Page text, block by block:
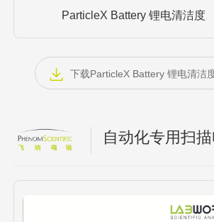
ParticleX Battery 锂电清洁度
下载ParticleX Battery 锂电清洁
自动化专用扫